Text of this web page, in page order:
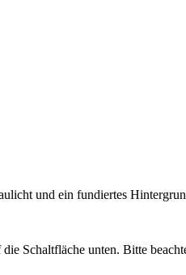
und ein fundiertes
Schaltfläche unten. Bitte